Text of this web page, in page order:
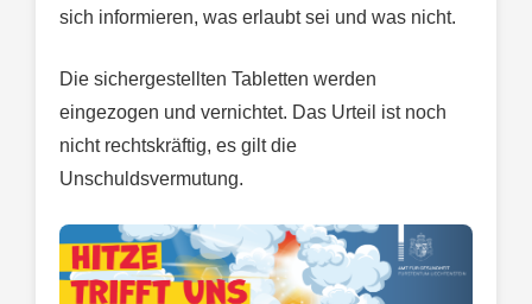
sich informieren, was erlaubt sei und was nicht.
Die sichergestellten Tabletten werden
eingezogen und vernichtet. Das Urteil ist noch
nicht rechtskräftig, es gilt die
Unschuldsvermutung.